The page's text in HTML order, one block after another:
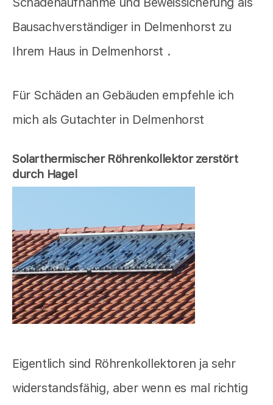
Bausachverständiger in Delmenhorst zu
Ihrem Haus in Delmenhorst .
Für Schäden an Gebäuden empfehle ich
mich als Gutachter in Delmenhorst
Solarthermischer Röhrenkollektor zerstört
durch Hagel
Eigentlich sind Röhrenkollektoren ja sehr
widerstandsfähig, aber wenn es mal richtig